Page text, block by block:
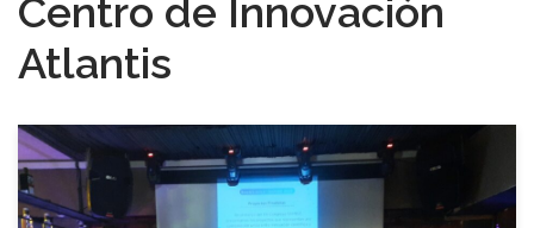
Centro de Innovación
Atlantis